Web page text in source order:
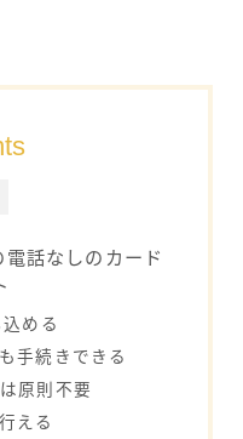
話なしのカード
める
手続きできる
原則不要
える